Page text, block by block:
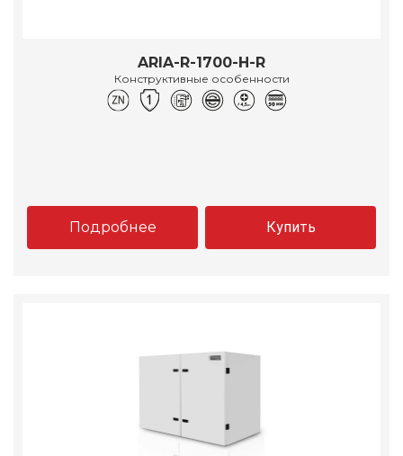
ARIA-R-1700-H-R
Конструктивные особенности
Подробнее Купить